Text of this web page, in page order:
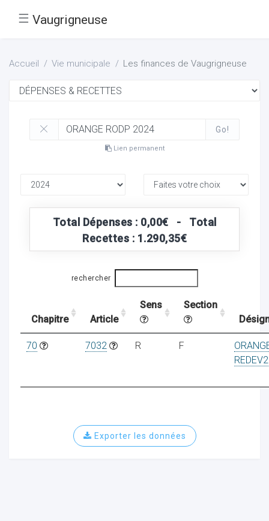
☰ Vaugrigneuse
Accueil Vie municipale Les finances de Vaugrigneuse
Go!
Lien permanent
Total Dépenses : 0,00€ - Total
Recettes : 1.290,35€
rechercher
Chapitre Article
Sens
Section
70 7032 R F
REDEV2
Exporter les données